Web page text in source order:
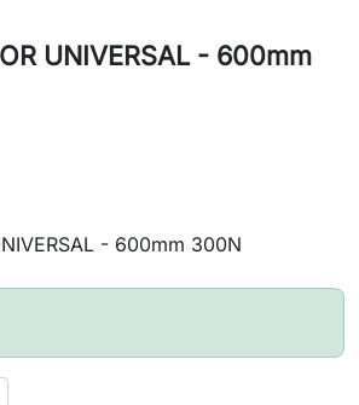
UNIVERSAL - 600mm
- 600mm 300N